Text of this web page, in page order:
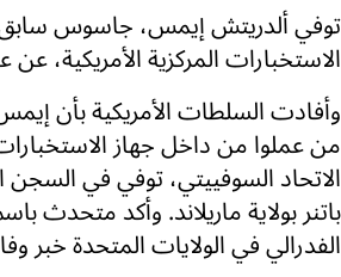
توفي ألدريتش إيمس، جاسوس
الاستخبارات المركزية الأمريكية، عن عمر 84
وأفادت السلطات الأمريكية بأن
من عملوا من داخل جهاز
الاتحاد السوفييتي، توفي في السجن
باتنر بولاية ماريلاند. وأكد
الفدرالي في الولايات المتحدة خبر